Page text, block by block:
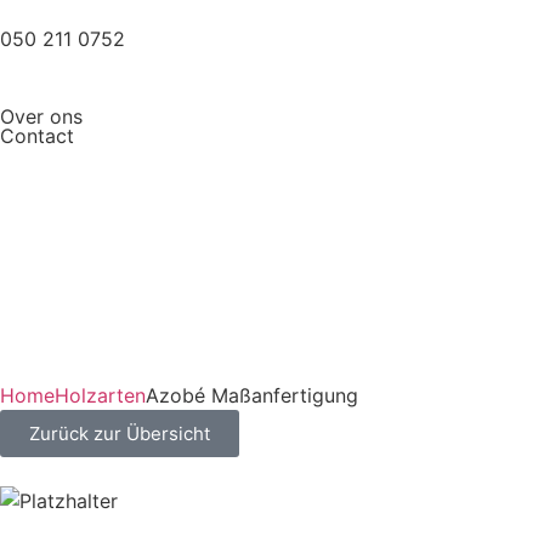
050 211 0752
Over ons
Contact
HomeHolzartenAzobé Maßanfertigung
Zurück zur Übersicht